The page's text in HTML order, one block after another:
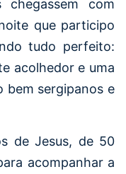
com
que participo
tudo perfeito:
acolhedor e uma
bem sergipanos e
de Jesus, de 50
acompanhar a